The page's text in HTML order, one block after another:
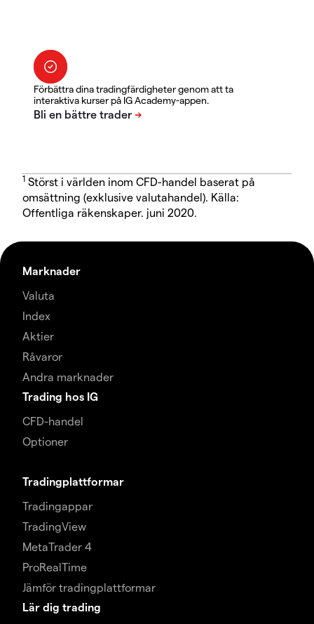
Förbättra dina tradingfärdigheter genom att ta
interaktiva kurser på IG Academy-appen.
1 Störst i världen inom CFD-handel baserat på
omsättning (exklusive valutahandel). Källa:
Offentliga räkenskaper. juni 2020.
Marknader
Valuta
Index
Aktier
Råvaror
Andra marknader
Trading hos IG
CFD-handel
Optioner
Tradingplattformar
Tradingappar
TradingView
MetaTrader 4
ProRealTime
Jämför tradingplattformar
Lär dig trading